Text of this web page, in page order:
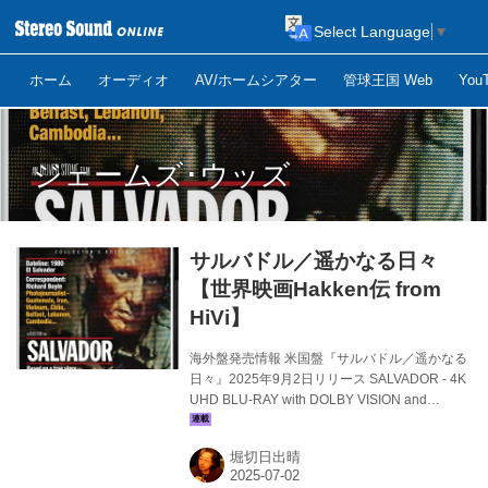
ホーム オーディオ AV/ホームシアター 管球王国 Web
Select Language ▼
ジェームズ･ウッズ
サルバドル／遥かなる日々
【世界映画Hakken伝 from
HiVi】
海外盤発売情報 米国盤『サルバドル／遥かなる
日々』2025年9月2日リリース SALVADOR - 4K
UHD BLU-RAY with DOLBY VISION and
DOLBY ATMOS 4K DIGITAL RESTORATION シ
RAY『サルバドル／遥かなる日々』（1986）リ
リース･アナウンス。監督オリヴァー･ストーン
堀切日出晴